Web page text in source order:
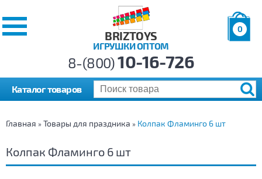
BRIZTOYS
ИГРУШКИ ОПТОМ
0
р.
8-(800)10-16-726
Каталог товаров
Главная » Товары для праздника » Колпак Фламинго 6 шт
Колпак Фламинго 6 шт